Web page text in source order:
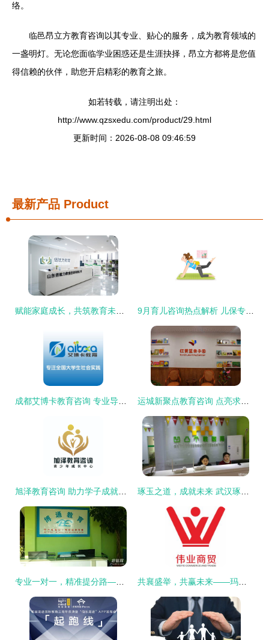
络。
临邑昂立方教育咨询以其专业、贴心的服务，成为教育领域的
一盏明灯。无论您面临学业困惑还是生涯抉择，昂立方都将是您值
得信赖的伙伴，助您开启精彩的教育之旅。
如若转载，请注明出处：
http://www.qzsxedu.com/product/29.html
更新时间：2026-08-08 09:46:59
最新产品 Product